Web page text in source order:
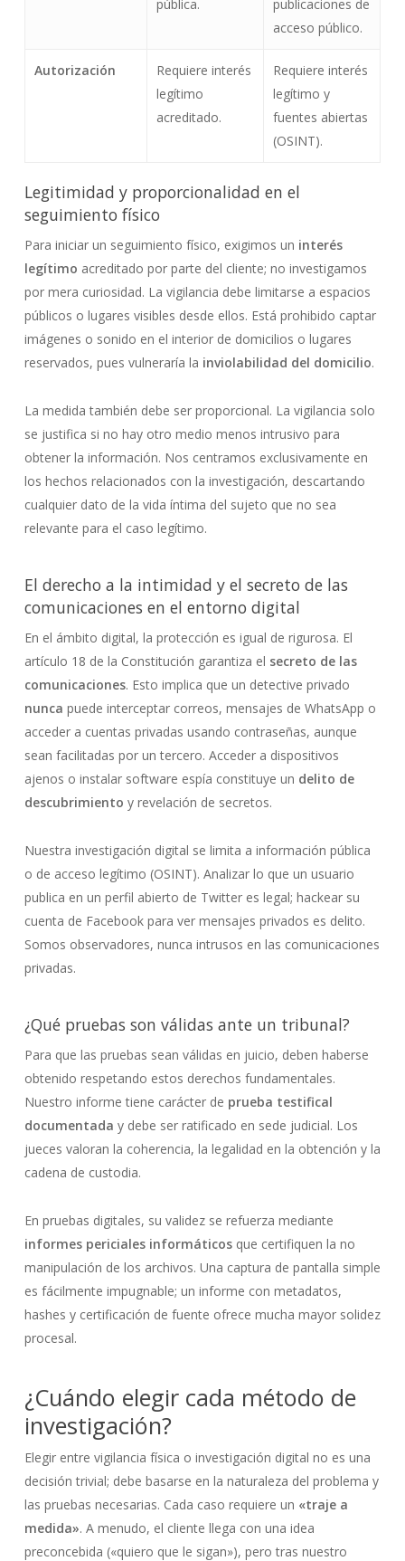
pública.
publicaciones de
acceso público.
Autorización
Requiere interés
legítimo
acreditado.
Requiere interés
legítimo y
fuentes abiertas
(OSINT).
Legitimidad y proporcionalidad en el
seguimiento físico
Para iniciar un seguimiento físico, exigimos un interés
legítimo acreditado por parte del cliente; no investigamos
por mera curiosidad. La vigilancia debe limitarse a espacios
públicos o lugares visibles desde ellos. Está prohibido captar
imágenes o sonido en el interior de domicilios o lugares
reservados, pues vulneraría la inviolabilidad del domicilio.
La medida también debe ser proporcional. La vigilancia solo
se justifica si no hay otro medio menos intrusivo para
obtener la información. Nos centramos exclusivamente en
los hechos relacionados con la investigación, descartando
cualquier dato de la vida íntima del sujeto que no sea
relevante para el caso legítimo.
El derecho a la intimidad y el secreto de las
comunicaciones en el entorno digital
En el ámbito digital, la protección es igual de rigurosa. El
artículo 18 de la Constitución garantiza el secreto de las
comunicaciones. Esto implica que un detective privado
nunca puede interceptar correos, mensajes de WhatsApp o
acceder a cuentas privadas usando contraseñas, aunque
sean facilitadas por un tercero. Acceder a dispositivos
ajenos o instalar software espía constituye un delito de
descubrimiento y revelación de secretos.
Nuestra investigación digital se limita a información pública
o de acceso legítimo (OSINT). Analizar lo que un usuario
publica en un perfil abierto de Twitter es legal; hackear su
cuenta de Facebook para ver mensajes privados es delito.
Somos observadores, nunca intrusos en las comunicaciones
privadas.
¿Qué pruebas son válidas ante un tribunal?
Para que las pruebas sean válidas en juicio, deben haberse
obtenido respetando estos derechos fundamentales.
Nuestro informe tiene carácter de prueba testifical
documentada y debe ser ratificado en sede judicial. Los
jueces valoran la coherencia, la legalidad en la obtención y la
cadena de custodia.
En pruebas digitales, su validez se refuerza mediante
informes periciales informáticosque certifiquen la no
manipulación de los archivos. Una captura de pantalla simple
es fácilmente impugnable; un informe con metadatos,
hashes y certificación de fuente ofrece mucha mayor solidez
procesal.
¿Cuándo elegir cada método de
investigación?
Elegir entre vigilancia física o investigación digital no es una
decisión trivial; debe basarse en la naturaleza del problema y
las pruebas necesarias. Cada caso requiere un «traje a
medida». A menudo, el cliente llega con una idea
preconcebida («quiero que le sigan»), pero tras nuestro